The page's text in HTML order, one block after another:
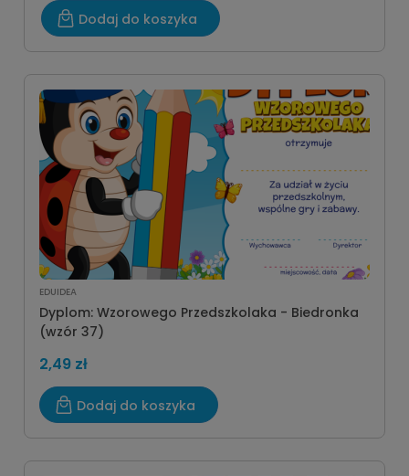
Dodaj do koszyka
EDUIDEA
Dyplom: Wzorowego Przedszkolaka - Biedronka
(wzór 37)
2,49 zł
Dodaj do koszyka